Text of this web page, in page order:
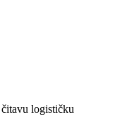
logističku